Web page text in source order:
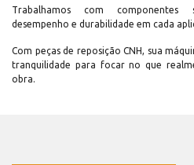
Trabalhamos com componentes
desempenho e durabilidade em cada
Com peças de reposição CNH, sua
tranquilidade para focar no que
obra.